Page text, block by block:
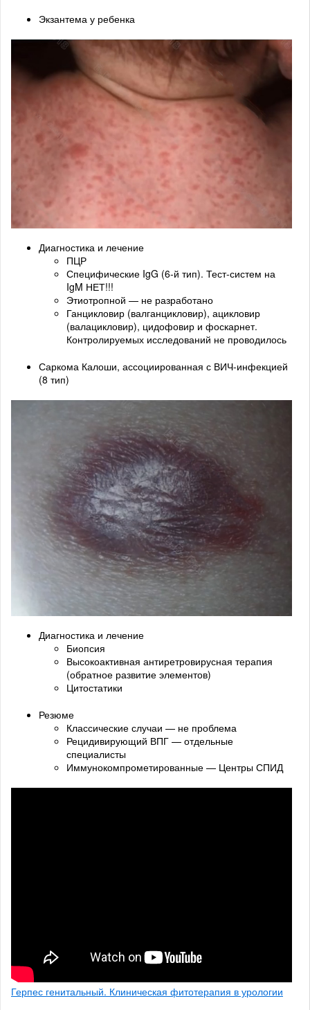
Экзантема у ребенка
Диагностика и лечение
ПЦР
Специфические IgG (6-й тип). Тест-систем на
IgM НЕТ!!!
Этиотропной — не разработано
Ганцикловир (валганцикловир), ацикловир
(валацикловир), цидофовир и фоскарнет.
Контролируемых исследований не проводилось
Саркома Калоши, ассоциированная с ВИЧ-инфекцией
(8 тип)
Диагностика и лечение
Биопсия
Высокоактивная антиретровирусная терапия
(обратное развитие элементов)
Цитостатики
Резюме
Классические случаи — не проблема
Рецидивирующий ВПГ — отдельные
специалисты
Иммунокомпрометированные — Центры СПИД
Герпес генитальный. Клиническая фитотерапия в урологии